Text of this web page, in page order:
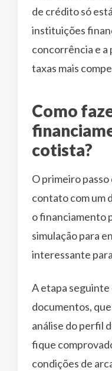
de crédito só
instituições
concorrência e
taxas mais
Como
cotista?
O primeiro
contato com um
o financiamento
simulação para
interessante
A etapa seguinte
documentos,
análise do perfil
fique
condições de